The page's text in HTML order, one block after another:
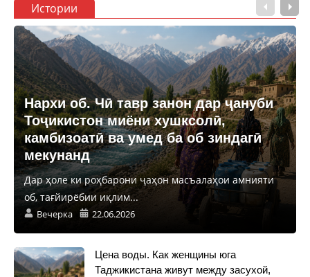
Истории
Нархи об. Чӣ тавр занон дар ҷануби
Тоҷикистон миёни хушксолӣ,
камбизоатӣ ва умед ба об зиндагӣ
мекунанд
Дар ҳоле ки роҳбарони ҷаҳон масъалаҳои амнияти
об, тағйирёбии иқлим...
Вечерка 22.06.2026
Цена воды. Как женщины юга
Таджикистана живут между засухой,